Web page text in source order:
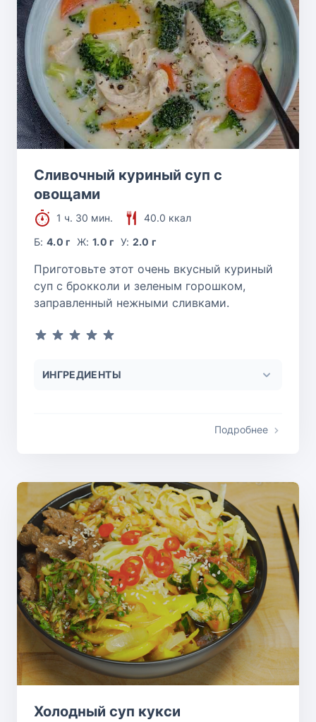
Сливочный куриный суп с
овощами
1 ч. 30 мин.
40.0 ккал
Б:4.0 г Ж: 1.0 г У: 2.0 г
Приготовьте этот очень вкусный куриный
суп с брокколи и зеленым горошком,
заправленный нежными сливками.
ИНГРЕДИЕНТЫ
Подробнее
Холодный суп кукси